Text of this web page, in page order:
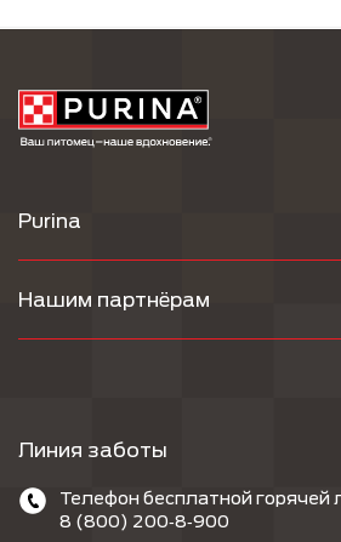
Purina
Нашим партнёрам
Линия заботы
Телефон бесплатной горячей
8 (800) 200‑8‑900